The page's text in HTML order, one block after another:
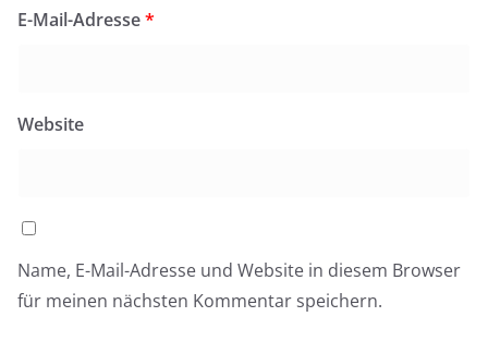
E-Mail-Adresse*
Website
Name, E-Mail-Adresse und Website in diesem Browser
für meinen nächsten Kommentar speichern.